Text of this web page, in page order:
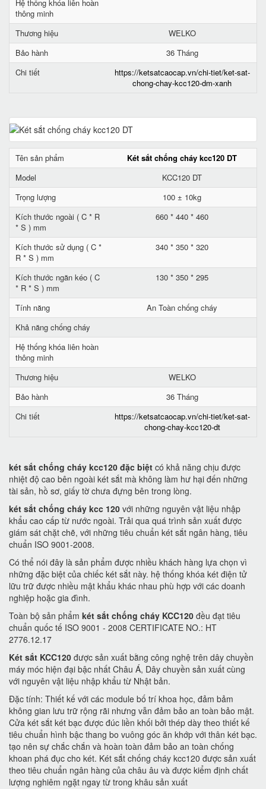
Hệ thống khóa liên hoàn
thông minh
Thương hiệu
WELKO
Bảo hành
36 Tháng
Chi tiết
https://ketsatcaocap.vn/chi-tiet/ket-sat-
chong-chay-kcc120-dm-xanh
Tên sản phẩm
Két sắt chống cháy kcc120 DT
Model
KCC120 DT
Trọng lượng
100 ± 10kg
Kích thước ngoài ( C * R
* S ) mm
660 * 440 * 460
Kích thước sử dụng ( C *
R * S ) mm
340 * 350 * 320
Kích thước ngăn kéo ( C
* R * S ) mm
130 * 350 * 295
Tính năng
An Toàn chống cháy
Khả năng chống cháy
Hệ thống khóa liên hoàn
thông minh
Thương hiệu
WELKO
Bảo hành
36 Tháng
Chi tiết
https://ketsatcaocap.vn/chi-tiet/ket-sat-
chong-chay-kcc120-dt
két sắt chống cháy kcc120 đặc biệt có khả năng chịu được
nhiệt độ cao bên ngoài két sắt mà không làm hư hại đến những
tài sản, hồ sơ, giấy tờ chưa đựng bên trong lòng.
két sắt chống cháy kcc 120 với những nguyên vật liệu nhập
khẩu cao cấp từ nước ngoài. Trải qua quá trình sản xuất được
giám sát chặt chẽ, với những tiêu chuẩn két sắt ngân hàng, tiêu
chuẩn ISO 9001-2008.
Có thể nói đây là sản phẩm được nhiều khách hàng lựa chọn vì
những đặc biệt của chiếc két sắt này. hệ thống khóa két điện tử
lữu trữ được nhiều mật khẩu khác nhau phù hợp với các doanh
nghiệp hoặc gia đình.
Toàn bộ sản phẩm két sắt chống cháy KCC120 đều đạt tiêu
chuẩn quốc tế ISO 9001 - 2008 CERTIFICATE NO.: HT
2776.12.17
Két sắt KCC120 được sản xuất bằng công nghệ trên dây chuyền
máy móc hiện đại bậc nhất Châu Á, Dây chuyền sản xuất cùng
với nguyên vật liệu nhập khẩu từ Nhật bản.
Đặc tính: Thiết kế với các module bố trí khoa học, đảm bảm
không gian lưu trữ rộng rãi nhưng vẫn đảm bảo an toàn bảo mật.
Cửa két sắt két bạc được đúc liền khối bởi thép dày theo thiết kế
tiêu chuẩn hình bậc thang bo vuông góc ăn khớp với thân két bạc.
tạo nên sự chắc chắn và hoàn toàn đảm bảo an toàn chống
khoan phá đục cho két. Két sắt chống cháy kcc120 được sản xuất
theo tiêu chuẩn ngân hàng của châu âu và được kiểm định chất
lượng nghiêm ngặt ngay từ trong khâu sản xuất